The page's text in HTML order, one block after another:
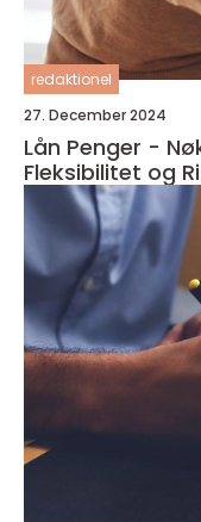
redaktionel
27. December 2024
Lån Penger -
Fleksibilitet og